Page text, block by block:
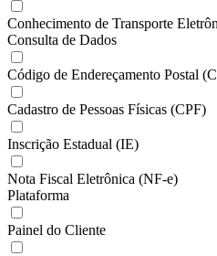
Conhecimento de Transporte
Consulta de Dados
Código de Endereçamento Postal
Cadastro de Pessoas Físicas (CPF)
Inscrição Estadual (IE)
Nota Fiscal Eletrônica (NF-e)
Plataforma
Painel do Cliente